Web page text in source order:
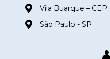
Vila Buarque –
São Paulo - SP